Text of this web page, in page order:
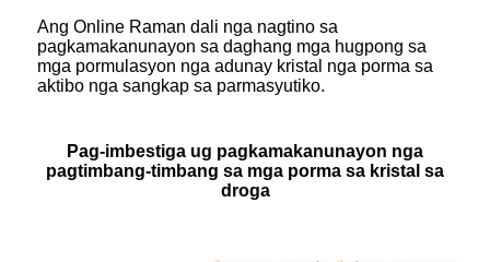
Ang Online Raman dali nga nagtino sa
pagkamakanunayon sa daghang mga hugpong sa
mga pormulasyon nga adunay kristal nga porma sa
aktibo nga sangkap sa parmasyutiko.
Pag-imbestiga ug pagkamakanunayon nga
pagtimbang-timbang sa mga porma sa kristal sa
droga